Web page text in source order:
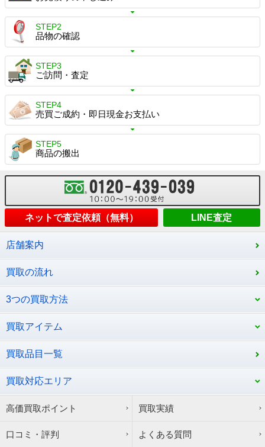
STEP2
品物の確認
STEP3
ご訪問・査定
STEP4
売買ご成約・即日現金お支払い
STEP5
商品の搬出
ネットで査定依頼（無料） LINE査定
店舗案内
買取の流れ
3つの買取方法
買取アイテム
買取品目一覧
買取対応エリア
高価買取ポイント 買取実績
口コミ・評判 よくある質問